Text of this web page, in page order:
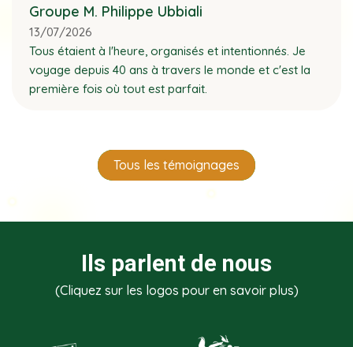
Groupe M. Philippe Ubbiali
13/07/2026
Tous étaient à l'heure, organisés et intentionnés. Je
voyage depuis 40 ans à travers le monde et c'est la
première fois où tout est parfait.
Tous les témoignages
Ils parlent de nous
(Cliquez sur les logos pour en savoir plus)